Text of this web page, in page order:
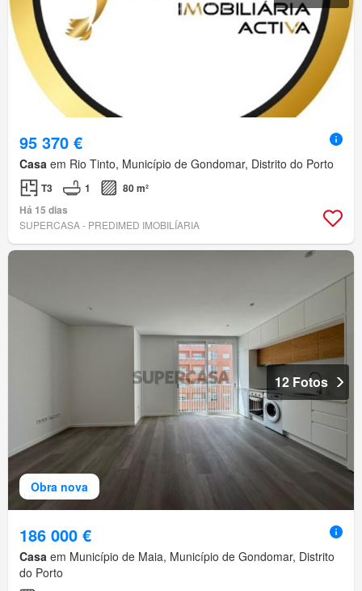
95 370 €
Casa em Rio Tinto, Município de Gondomar, Distrito do Porto
T3 1
80 m²
Há 15 dias
SUPERCASA - PREDIMED IMOBILÍARIA
Obra nova
12 Fotos
186 000 €
Casa em Município de Maia, Município de Gondomar, Distrito
do Porto